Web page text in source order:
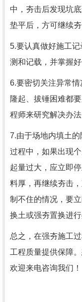
中，夯击后发现坑
垫平后，方可继续夯
5.要认真做好施工
测和记载，并掌握好
6.要密切关注异常
隆起、拔锤困难都
程师来研究解决办法
7.由于场地内填土
过程中，如果出现
起量过大，应立即
料厚，再继续夯击
制不住的情况，要
换土或强夯置换进行
总之，在强夯施工
工程质量提供保障
欢迎来电咨询我们！